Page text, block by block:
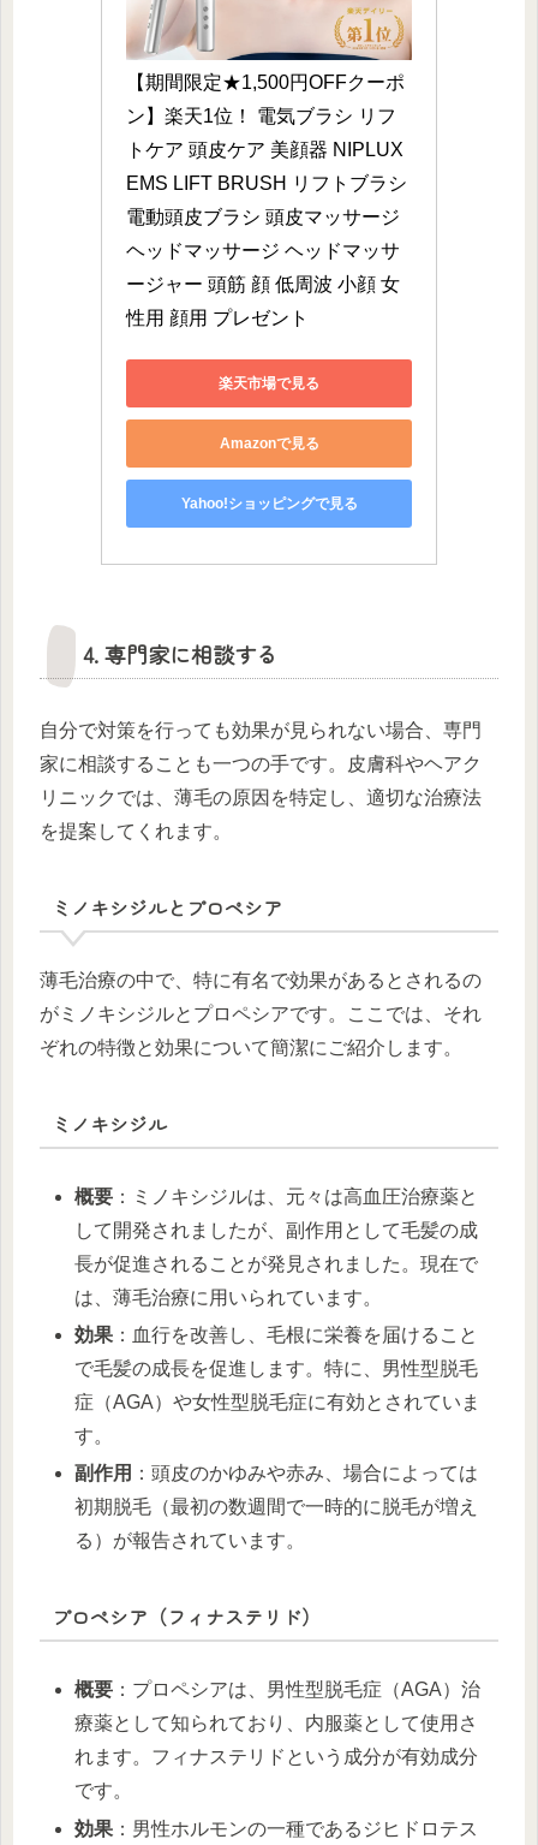
【期間限定★1,500円OFFクーポ
ン】楽天1位！ 電気ブラシ リフ
トケア 頭皮ケア 美顔器 NIPLUX
EMS LIFT BRUSH リフトブラシ
電動頭皮ブラシ 頭皮マッサージ
ヘッドマッサージ ヘッドマッサ
ージャー 頭筋 顔 低周波 小顔 女
性用 顔用 プレゼント
楽天市場で見る
Amazonで見る
Yahoo!ショッピングで見る
4. 専門家に相談する
自分で対策を行っても効果が見られない場合、専門
家に相談することも一つの手です。皮膚科やヘアク
リニックでは、薄毛の原因を特定し、適切な治療法
を提案してくれます。
ミノキシジルとプロペシア
薄毛治療の中で、特に有名で効果があるとされるの
がミノキシジルとプロペシアです。ここでは、それ
ぞれの特徴と効果について簡潔にご紹介します。
ミノキシジル
概要 ：ミノキシジルは、元々は高血圧治療薬と
して開発されましたが、副作用として毛髪の成
長が促進されることが発見されました。現在で
は、薄毛治療に用いられています。
効果 ：血行を改善し、毛根に栄養を届けること
で毛髪の成長を促進します。特に、男性型脱毛
症（AGA）や女性型脱毛症に有効とされていま
す。
副作用 ：頭皮のかゆみや赤み、場合によっては
初期脱毛（最初の数週間で一時的に脱毛が増え
る）が報告されています。
プロペシア（フィナステリド）
概要 ：プロペシアは、男性型脱毛症（AGA）治
療薬として知られており、内服薬として使用さ
れます。フィナステリドという成分が有効成分
です。
効果 ：男性ホルモンの一種であるジヒドロテス